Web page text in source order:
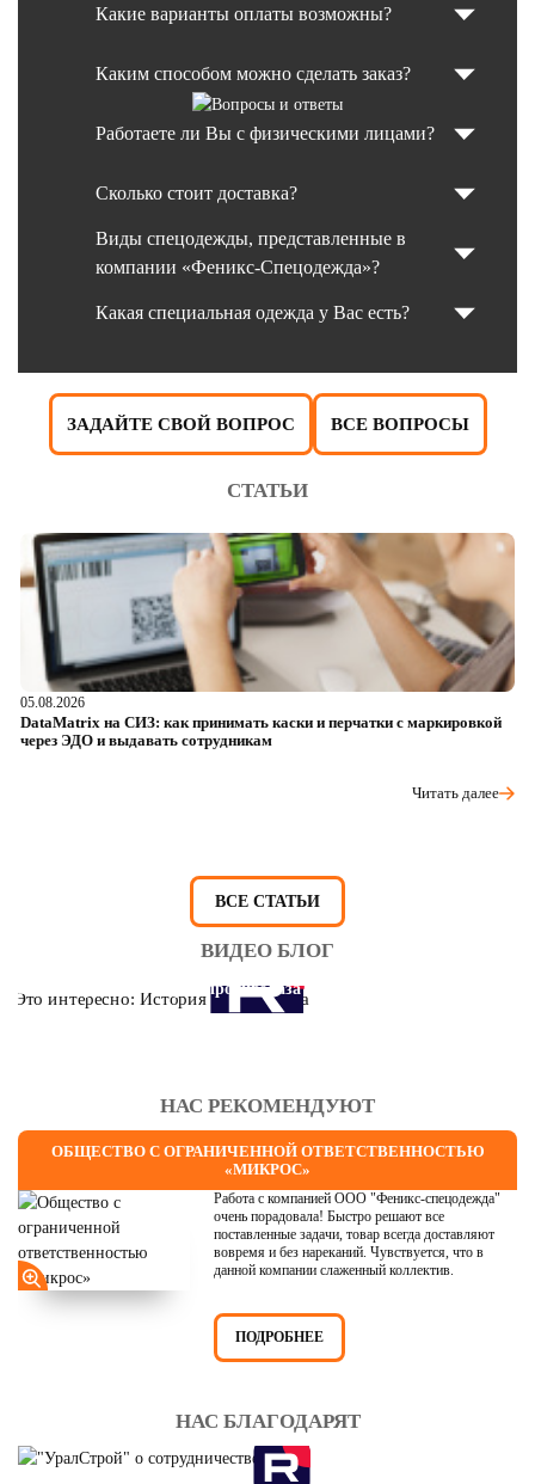
Какие варианты оплаты возможны?
Каким способом можно сделать заказ?
Работаете ли Вы с физическими лицами?
Сколько стоит доставка?
Виды спецодежды, представленные в
компании «Феникс-Спецодежда»?
Какая специальная одежда у Вас есть?
ЗАДАЙТЕ СВОЙ ВОПРОС ВСЕ ВОПРОСЫ
СТАТЬИ
05.08.2026
DataMatrix на СИЗ: как принимать каски и перчатки с маркировкой
через ЭДО и выдавать сотрудникам
Читать далее
ВСЕ СТАТЬИ
ВИДЕО БЛОГ
Это интересно: История противогаза
НАС РЕКОМЕНДУЮТ
ОБЩЕСТВО С ОГРАНИЧЕННОЙ ОТВЕТСТВЕННОСТЬЮ
«МИКРОС»
Работа с компанией ООО "Феникс-спецодежда"
очень порадовала! Быстро решают все
поставленные задачи, товар всегда доставляют
вовремя и без нареканий. Чувствуется, что в
данной компании слаженный коллектив.
ПОДРОБНЕЕ
НАС БЛАГОДАРЯТ